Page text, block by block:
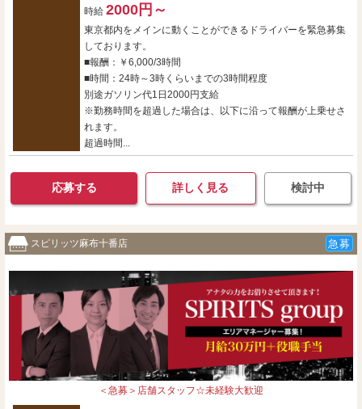
時給 2000円～
東京都内をメインに動くことができるドライバーを緊急募集
しております。
■報酬：￥6,000/3時間
■時間：24時～3時くらいまでの3時間程度
別途ガソリン代1日2000円支給
※勤務時間を超過した場合は、以下に沿って報酬が上乗せさ
れます。
超過時間...
応募する 詳しく見る 検討中
スピリッツ麻布十番店 急募
＜急募＞店舗スタッフ☆未経験大歓迎